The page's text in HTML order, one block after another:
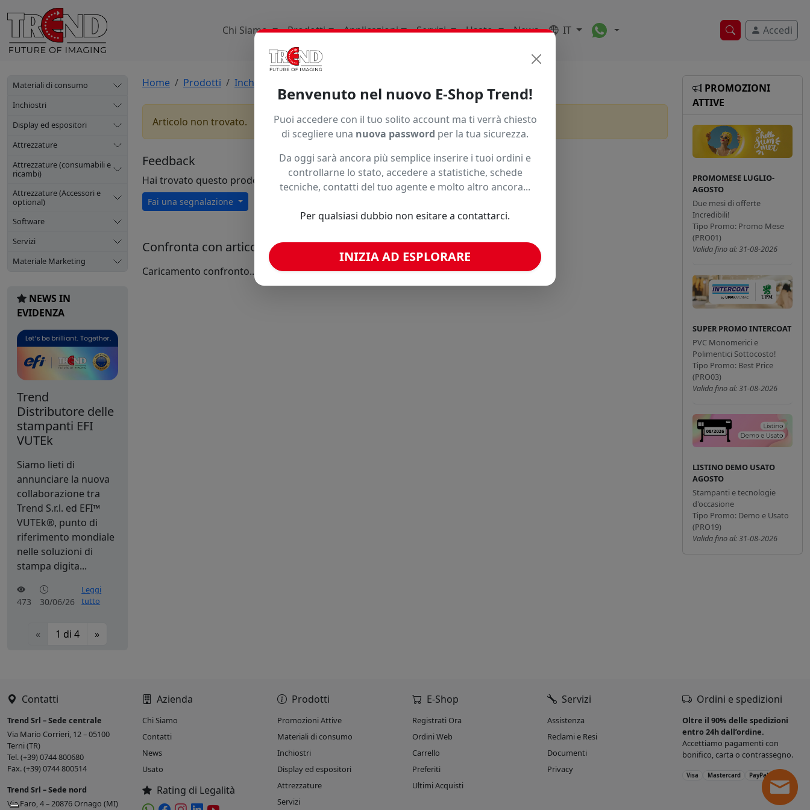
Ricerca veloce
Accedi
Chi Siamo Prodotti Applicazioni Servizi Usato News IT Toggle Dropdown
Materiali di consumo
Inchiostri
Display ed espositori
Attrezzature
Attrezzature (consumabili e
ricambi)
Attrezzature (Accessori e
optional)
Software
Servizi
Materiale Marketing
NEWS IN
EVIDENZA
Trend
Distributore delle
stampanti EFI
VUTEk
Siamo lieti di
annunciare la nuova
collaborazione tra
Trend S.r.l. ed EFI™
VUTEk®, punto di
riferimento mondiale
nelle soluzioni di
stampa digita...
473 30/06/26
Leggi
tutto
« 1 di 4 »
Home Prodotti Inchiostri
Articolo non trovato.
Feedback
Hai trovato questo prodotto ad un prezzo più basso?
Fai una segnalazione
Confronta con articoli simili
Caricamento confronto...
PROMOZIONI
ATTIVE
PROMOMESE LUGLIO-
AGOSTO
Due mesi di offerte
Incredibili!
Tipo Promo: Promo Mese
(PRO01)
Valida fino al: 31-08-2026
SUPER PROMO INTERCOAT
PVC Monomerici e
Polimentici Sottocosto!
Tipo Promo: Best Price
(PRO03)
Valida fino al: 31-08-2026
LISTINO DEMO USATO
AGOSTO
Stampanti e tecnologie
d'occasione
Tipo Promo: Demo e Usato
(PRO19)
Valida fino al: 31-08-2026
Contatti
Trend Srl – Sede centrale
Via Mario Corrieri, 12 – 05100
Terni (TR)
Tel. (+39) 0744 800680
Fax. (+39) 0744 800514
Trend Srl – Sede nord
Via Faro, 4 – 20876 Ornago (MI)
Azienda
Chi Siamo
Contatti
News
Usato
Rating di Legalità
Prodotti
Promozioni Attive
Materiali di consumo
Inchiostri
Display ed espositori
Attrezzature
Servizi
E-Shop
Registrati Ora
Ordini Web
Carrello
Preferiti
Ultimi Acquisti
Servizi
Assistenza
Reclami e Resi
Documenti
Privacy
Ordini e spedizioni
Oltre il 90% delle spedizioni
entro 24h dall’ordine.
Accettiamo pagamenti con
bonifico, carta o contrassegno.
Visa Mastercard PayPal
Benvenuto nel nuovo E-Shop Trend!
Puoi accedere con il tuo solito account ma ti verrà chiesto
di scegliere una nuova password per la tua sicurezza.
Da oggi sarà ancora più semplice inserire i tuoi ordini e
controllarne lo stato, accedere a statistiche, schede
tecniche, contatti del tuo agente e molto altro ancora...
Per qualsiasi dubbio non esitare a contattarci.
INIZIA AD ESPLORARE